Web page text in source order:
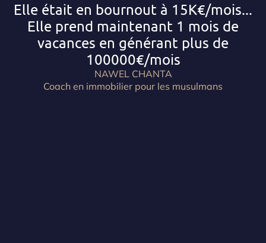
Elle était en bournout à 15K€/mois...
Elle prend maintenant 1 mois de
vacances en générant plus de
100000€/mois
NAWEL CHANTA
Coach en immobilier pour les musulmans